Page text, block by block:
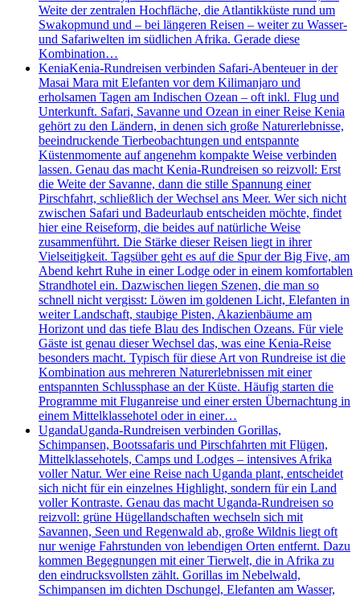
Weite der zentralen Hochfläche, die Atlantikküste rund um
Swakopmund und – bei längeren Reisen – weiter zu Wasser-
und Safariwelten im südlichen Afrika. Gerade diese
Kombination…
KeniaKenia-Rundreisen verbinden Safari-Abenteuer in der
Masai Mara mit Elefanten vor dem Kilimanjaro und
erholsamen Tagen am Indischen Ozean – oft inkl. Flug und
Unterkunft. Safari, Savanne und Ozean in einer Reise Kenia
gehört zu den Ländern, in denen sich große Naturerlebnisse,
beeindruckende Tierbeobachtungen und entspannte
Küstenmomente auf angenehm kompakte Weise verbinden
lassen. Genau das macht Kenia-Rundreisen so reizvoll: Erst
die Weite der Savanne, dann die stille Spannung einer
Pirschfahrt, schließlich der Wechsel ans Meer. Wer sich nicht
zwischen Safari und Badeurlaub entscheiden möchte, findet
hier eine Reiseform, die beides auf natürliche Weise
zusammenführt. Die Stärke dieser Reisen liegt in ihrer
Vielseitigkeit. Tagsüber geht es auf die Spur der Big Five, am
Abend kehrt Ruhe in einer Lodge oder in einem komfortablen
Strandhotel ein. Dazwischen liegen Szenen, die man so
schnell nicht vergisst: Löwen im goldenen Licht, Elefanten in
weiter Landschaft, staubige Pisten, Akazienbäume am
Horizont und das tiefe Blau des Indischen Ozeans. Für viele
Gäste ist genau dieser Wechsel das, was eine Kenia-Reise
besonders macht. Typisch für diese Art von Rundreise ist die
Kombination aus mehreren Naturerlebnissen mit einer
entspannten Schlussphase an der Küste. Häufig starten die
Programme mit Fluganreise und einer ersten Übernachtung in
einem Mittelklassehotel oder in einer…
UgandaUganda-Rundreisen verbinden Gorillas,
Schimpansen, Bootssafaris und Pirschfahrten mit Flügen,
Mittelklassehotels, Camps und Lodges – intensives Afrika
voller Natur. Wer eine Reise nach Uganda plant, entscheidet
sich nicht für ein einzelnes Highlight, sondern für ein Land
voller Kontraste. Genau das macht Uganda-Rundreisen so
reizvoll: grüne Hügellandschaften wechseln sich mit
Savannen, Seen und Regenwald ab, große Wildnis liegt oft
nur wenige Fahrstunden von lebendigen Orten entfernt. Dazu
kommen Begegnungen mit einer Tierwelt, die in Afrika zu
den eindrucksvollsten zählt. Gorillas im Nebelwald,
Schimpansen im dichten Dschungel, Elefanten am Wasser,